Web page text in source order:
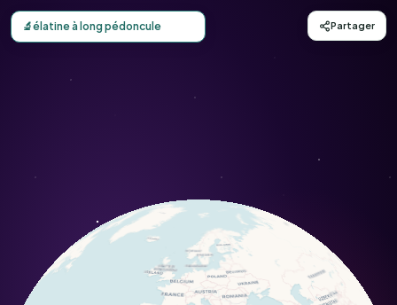
Carte d'observation du élatine à long pédoncule (Elatine
🔬élatine à long pédoncule Partager